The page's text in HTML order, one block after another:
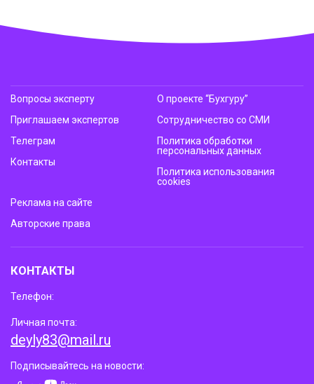
Вопросы эксперту
Приглашаем экспертов
Телеграм
Контакты
О проекте “Бухгуру”
Сотрудничество со СМИ
Политика обработки
персональных данных
Политика использования
cookies
Реклама на сайте
Авторские права
КОНТАКТЫ
Телефон:
Личная почта:
deyly83@mail.ru
Подписывайтесь на новости: